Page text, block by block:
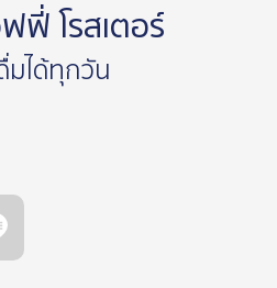
ฟี่ โรสเตอร์
มได้ทุกวัน